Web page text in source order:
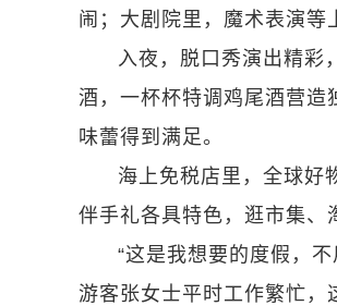
闹；大剧院里，魔术表演等
入夜，脱口秀演出精彩
酒，一杯杯特调鸡尾酒营造
味蕾得到满足。
海上免税店里，全球好
伴手礼各具特色，逛市集、
“这是我想要的度假，
游客张女士平时工作繁忙，